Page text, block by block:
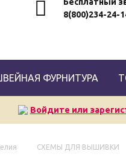
8(800)234-24-
ФУРНИТУРА
Войдите или
СХЕМЫ ДЛЯ ВЫШИВКИ